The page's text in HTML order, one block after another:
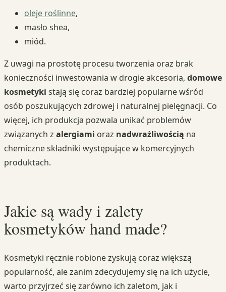
oleje roślinne,
masło shea,
miód.
Z uwagi na prostotę procesu tworzenia oraz brak
konieczności inwestowania w drogie akcesoria, domowe
kosmetyki stają się coraz bardziej popularne wśród
osób poszukujących zdrowej i naturalnej pielęgnacji. Co
więcej, ich produkcja pozwala unikać problemów
związanych z alergiami oraz nadwrażliwością na
chemiczne składniki występujące w komercyjnych
produktach.
Jakie są wady i zalety
kosmetyków hand made?
Kosmetyki ręcznie robione zyskują coraz większą
popularność, ale zanim zdecydujemy się na ich użycie,
warto przyjrzeć się zarówno ich zaletom, jak i